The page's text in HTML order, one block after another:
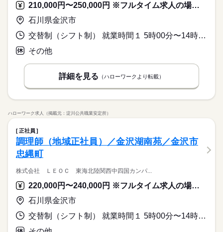
210,000円〜250,000円 ※フルタイム求人の場合は月額（換算額）、パート求人の場合は時間額を表示しています。
石川県金沢市
交替制（シフト制） 就業時間１ 5時00分〜14時00分 就業時間２ 10時00分〜19時00分
その他
詳細を見る （ハローワークより転載）
ハローワーク求人（掲載元：淀川公共職業安定所）
正社員
調理師（地域正社員）／金沢湖南苑／金沢市
忠縄町
株式会社 ＬＥＯＣ 東海北陸関西中四国カンパ...
220,000円〜240,000円 ※フルタイム求人の場合は月額（換算額）、パート求人の場合は時間額を表示しています。
石川県金沢市
交替制（シフト制） 就業時間１ 5時00分〜14時00分 就業時間２ 7時00分〜16時00分